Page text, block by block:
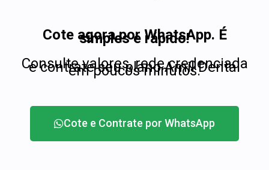
Cote agora por WhatsApp. É
simples e rápido!
Consulte valores, rede credenciada
e contrate seu plano Amil Dental
em poucos minutos.
Cote e Contrate por WhatsApp